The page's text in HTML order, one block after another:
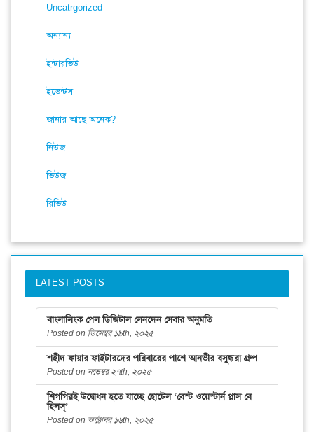
Uncatrgorized
অন্যান্য
ইন্টারভিউ
ইভেন্টস
জানার আছে অনেক?
নিউজ
ভিউজ
রিভিউ
LATEST POSTS
বাংলালিংক পেল ডিজিটাল লেনদেন সেবার অনুমতি
Posted on ডিসেম্বর ১৯th, ২০২৫
শহীদ ফায়ার ফাইটারদের পরিবারের পাশে আনভীর বসুন্ধরা গ্রুপ
Posted on নভেম্বর ২৭th, ২০২৫
শিগগিরই উদ্বোধন হতে যাচ্ছে হোটেল ‘বেস্ট ওয়েস্টার্ন প্লাস বে
হিলস্’
Posted on অক্টোবর ১৬th, ২০২৫